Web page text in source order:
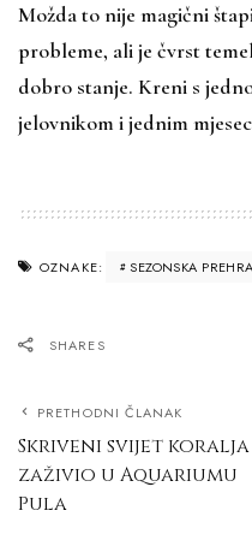
Možda to nije magični
probleme, ali je čvrst
dobro stanje. Kreni s
jelovnikom i jednim
OZNAKE: SEZONSKA
SHARES
PRETHODNI ČLANAK
Skriveni svijet koralja
zaživio u Aquariumu
Pula